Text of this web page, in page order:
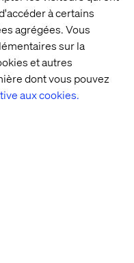
à certains
agrégées. Vous
sur la
et autres
dont vous pouvez
aux cookies.